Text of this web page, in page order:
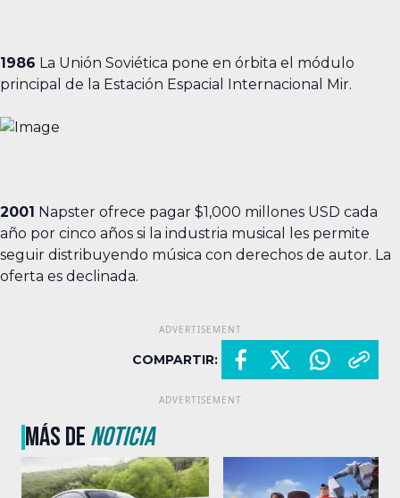
1986 La Unión Soviética pone en órbita el módulo
principal de la Estación Espacial Internacional Mir.
2001 Napster ofrece pagar $1,000 millones USD cada
año por cinco años si la industria musical les permite
seguir distribuyendo música con derechos de autor. La
oferta es declinada.
COMPARTIR:
MÁS DENOTICIA